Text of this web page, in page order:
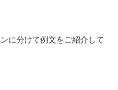
に分けて例文をご紹介して